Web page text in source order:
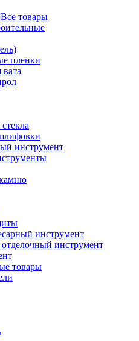
Все товары
пленки
инструмент
инструмент
инструмент
товары